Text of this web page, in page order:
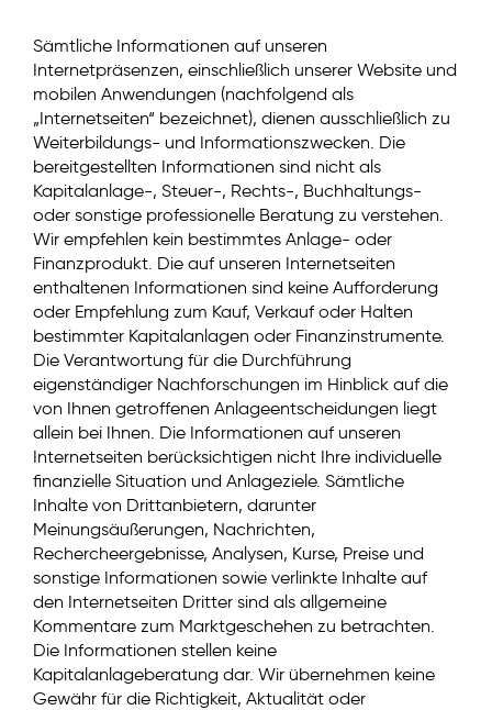
Sämtliche Informationen auf unseren
Internetpräsenzen, einschließlich unserer Website und
mobilen Anwendungen (nachfolgend als
„Internetseiten“ bezeichnet), dienen ausschließlich zu
Weiterbildungs- und Informationszwecken. Die
bereitgestellten Informationen sind nicht als
Kapitalanlage-, Steuer-, Rechts-, Buchhaltungs-
oder sonstige professionelle Beratung zu verstehen.
Wir empfehlen kein bestimmtes Anlage- oder
Finanzprodukt. Die auf unseren Internetseiten
enthaltenen Informationen sind keine Aufforderung
oder Empfehlung zum Kauf, Verkauf oder Halten
bestimmter Kapitalanlagen oder Finanzinstrumente.
Die Verantwortung für die Durchführung
eigenständiger Nachforschungen im Hinblick auf die
von Ihnen getroffenen Anlageentscheidungen liegt
allein bei Ihnen. Die Informationen auf unseren
Internetseiten berücksichtigen nicht Ihre individuelle
finanzielle Situation und Anlageziele. Sämtliche
Inhalte von Drittanbietern, darunter
Meinungsäußerungen, Nachrichten,
Rechercheergebnisse, Analysen, Kurse, Preise und
sonstige Informationen sowie verlinkte Inhalte auf
den Internetseiten Dritter sind als allgemeine
Kommentare zum Marktgeschehen zu betrachten.
Die Informationen stellen keine
Kapitalanlageberatung dar. Wir übernehmen keine
Gewähr für die Richtigkeit, Aktualität oder